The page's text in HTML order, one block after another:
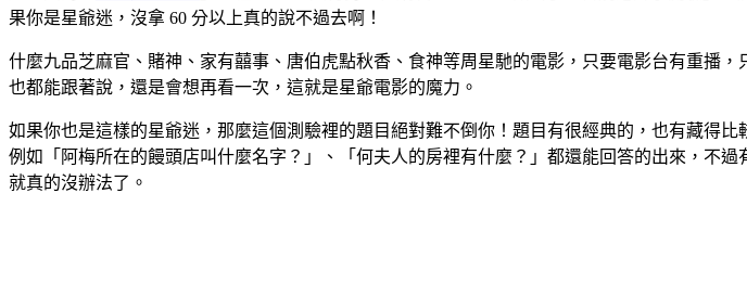
果你是星爺迷，沒拿 60 分以上真的說不過去啊！
什麼九品芝麻官、賭神、家有囍事、唐伯虎點秋香、食神等周星馳的電影，只要電影台有重播
也都能跟著說，還是會想再看一次，這就是星爺電影的魔力。
如果你也是這樣的星爺迷，那麼這個測驗裡的題目絕對難不倒你！題目有很經典的，也有藏得
例如「阿梅所在的饅頭店叫什麼名字？」、「何夫人的房裡有什麼？」都還能回答的出來，不
就真的沒辦法了。